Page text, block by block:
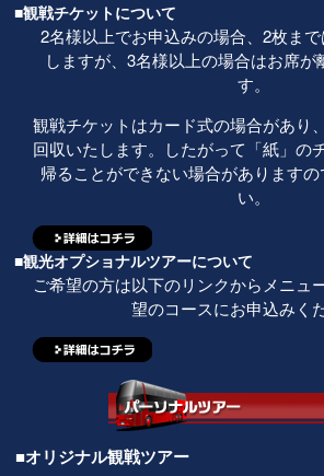
■観戦チケットについて
2名様以上でお申込みの場合、2枚ま
しますが、3名様以上の場合はお席が
す。
観戦チケットはカード式の場合があり
回収いたします。したがって「紙」の
帰ることができない場合があります
い。
■観光オプショナルツアーについて
ご希望の方は以下のリンクからメニュ
望のコースにお申込みくだ
■オリジナル観戦ツアー